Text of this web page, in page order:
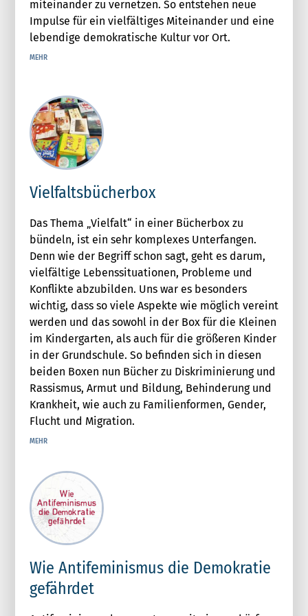
miteinander zu vernetzen. So entstehen neue
Impulse für ein vielfältiges Miteinander und eine
lebendige demokratische Kultur vor Ort.
MEHR
Vielfaltsbücherbox
Das Thema „Vielfalt“ in einer Bücherbox zu
bündeln, ist ein sehr komplexes Unterfangen.
Denn wie der Begriff schon sagt, geht es darum,
vielfältige Lebenssituationen, Probleme und
Konflikte abzubilden. Uns war es besonders
wichtig, dass so viele Aspekte wie möglich vereint
werden und das sowohl in der Box für die Kleinen
im Kindergarten, als auch für die größeren Kinder
in der Grundschule. So befinden sich in diesen
beiden Boxen nun Bücher zu Diskriminierung und
Rassismus, Armut und Bildung, Behinderung und
Krankheit, wie auch zu Familienformen, Gender,
Flucht und Migration.
MEHR
Wie Antifeminismus die Demokratie
gefährdet